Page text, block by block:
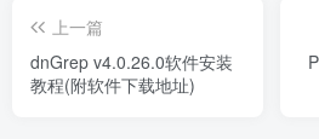
上一篇
dnGrep v4.0.26.0软件安装
教程(附软件下载地址)